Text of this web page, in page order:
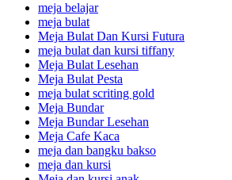
meja belajar
meja bulat
Meja Bulat Dan Kursi Futura
meja bulat dan kursi tiffany
Meja Bulat Lesehan
Meja Bulat Pesta
meja bulat scriting gold
Meja Bundar
Meja Bundar Lesehan
Meja Cafe Kaca
meja dan bangku bakso
meja dan kursi